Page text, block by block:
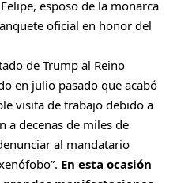
esposo de la monarca
oficial en honor del
de Trump al Reino
en julio pasado que acabó
visita de trabajo debido a
a decenas de miles de
al mandatario
En esta ocasión